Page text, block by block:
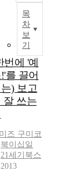
목
차
보
기
번에 '예
를 끌어
) 보고
잘 쓰는
즈 구미코
북이십일
21세기북스
2013